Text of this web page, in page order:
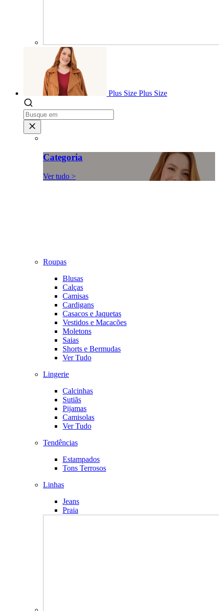
Plus Size Plus Size
Categoria
Ver tudo >
Roupas
Blusas
Calças
Camisas
Cardigans
Casacos e Jaquetas
Vestidos e Macacões
Moletons
Saias
Shorts e Bermudas
Ver Tudo
Lingerie
Calcinhas
Sutiãs
Pijamas
Camisolas
Ver Tudo
Tendências
Estampados
Tons Terrosos
Linhas
Jeans
Praia